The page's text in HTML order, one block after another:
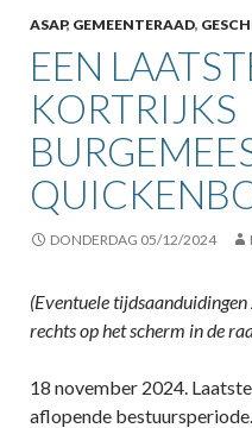
ASAP, GEMEENTERAAD,
EEN
KORTRIJKS
DONDERDAG 05/12/2024
(Eventuele
rechts op het scherm in de
18 november 2024.
aflopende bestuursperiode.